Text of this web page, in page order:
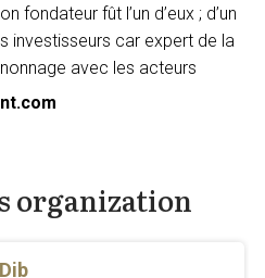
fondateur fût l’un d’eux ; d’un
investisseurs car expert de la
avec les acteurs
organization